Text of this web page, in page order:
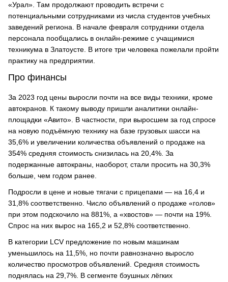
«Урал». Там продолжают проводить встречи с
потенциальными сотрудниками из числа студентов учебных
заведений региона. В начале февраля сотрудники отдела
персонала пообщались в онлайн-режиме с учащимися
техникума в Златоусте. В итоге три человека пожелали пройти
практику на предприятии.
Про финансы
За 2023 год цены выросли почти на все виды техники, кроме
автокранов. К такому выводу пришли аналитики онлайн-
площадки «Авито». В частности, при выросшем за год спросе
на новую подъёмную технику на базе грузовых шасси на
35,6% и увеличении количества объявлений о продаже на
354% средняя стоимость снизилась на 20,4%. За
подержанные автокраны, наоборот, стали просить на 30,3%
больше, чем годом ранее.
Подросли в цене и новые тягачи с прицепами — на 16,4 и
31,8% соответственно. Число объявлений о продаже «голов»
при этом подскочило на 881%, а «хвостов» — почти на 19%.
Спрос на них вырос на 165,2 и 52,8% соответственно.
В категории LCV предложение по новым машинам
уменьшилось на 11,5%, но почти равнозначно выросло
количество просмотров объявлений. Средняя стоимость
поднялась на 29,7%. В сегменте бэушных лёгких